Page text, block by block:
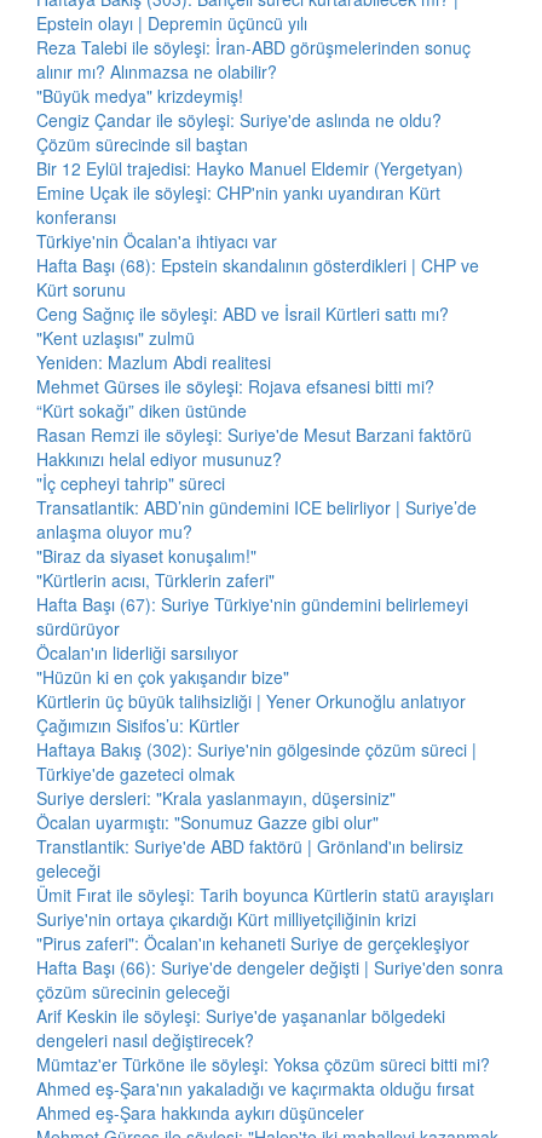
Epstein olayı | Depremin üçüncü yılı
Reza Talebi ile söyleşi: İran-ABD görüşmelerinden sonuç
alınır mı? Alınmazsa ne olabilir?
"Büyük medya" krizdeymiş!
Cengiz Çandar ile söyleşi: Suriye'de aslında ne oldu?
Çözüm sürecinde sil baştan
Bir 12 Eylül trajedisi: Hayko Manuel Eldemir (Yergetyan)
Emine Uçak ile söyleşi: CHP'nin yankı uyandıran Kürt
konferansı
Türkiye'nin Öcalan'a ihtiyacı var
Hafta Başı (68): Epstein skandalının gösterdikleri | CHP ve
Kürt sorunu
Ceng Sağnıç ile söyleşi: ABD ve İsrail Kürtleri sattı mı?
"Kent uzlaşısı" zulmü
Yeniden: Mazlum Abdi realitesi
Mehmet Gürses ile söyleşi: Rojava efsanesi bitti mi?
“Kürt sokağı” diken üstünde
Rasan Remzi ile söyleşi: Suriye'de Mesut Barzani faktörü
Hakkınızı helal ediyor musunuz?
"İç cepheyi tahrip" süreci
Transatlantik: ABD’nin gündemini ICE belirliyor | Suriye’de
anlaşma oluyor mu?
"Biraz da siyaset konuşalım!"
"Kürtlerin acısı, Türklerin zaferi"
Hafta Başı (67): Suriye Türkiye'nin gündemini belirlemeyi
sürdürüyor
Öcalan'ın liderliği sarsılıyor
"Hüzün ki en çok yakışandır bize"
Kürtlerin üç büyük talihsizliği | Yener Orkunoğlu anlatıyor
Çağımızın Sisifos’u: Kürtler
Haftaya Bakış (302): Suriye'nin gölgesinde çözüm süreci |
Türkiye'de gazeteci olmak
Suriye dersleri: "Krala yaslanmayın, düşersiniz"
Öcalan uyarmıştı: "Sonumuz Gazze gibi olur"
Transtlantik: Suriye'de ABD faktörü | Grönland'ın belirsiz
geleceği
Ümit Fırat ile söyleşi: Tarih boyunca Kürtlerin statü arayışları
Suriye'nin ortaya çıkardığı Kürt milliyetçiliğinin krizi
"Pirus zaferi": Öcalan'ın kehaneti Suriye de gerçekleşiyor
Hafta Başı (66): Suriye'de dengeler değişti | Suriye'den sonra
çözüm sürecinin geleceği
Arif Keskin ile söyleşi: Suriye'de yaşananlar bölgedeki
dengeleri nasıl değiştirecek?
Mümtaz'er Türköne ile söyleşi: Yoksa çözüm süreci bitti mi?
Ahmed eş-Şara'nın yakaladığı ve kaçırmakta olduğu fırsat
Ahmed eş-Şara hakkında aykırı düşünceler